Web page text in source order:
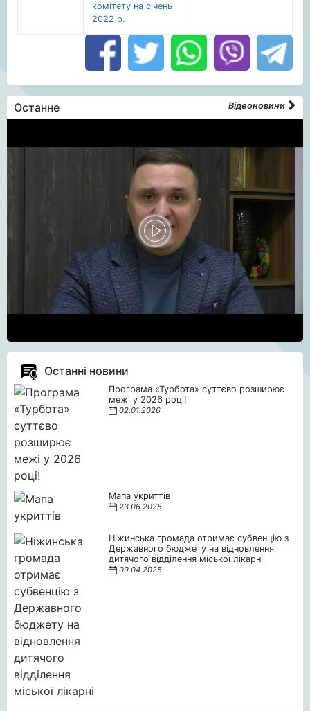
комітету на січень
2022 р.
Останне Відеоновини
Останні новини
Програма «Турбота» суттєво розширює
межі у 2026 році!
02.01.2026
Мапа укриттів
23.06.2025
Ніжинська громада отримає субвенцію з
Державного бюджету на відновлення
дитячого відділення міської лікарні
09.04.2025